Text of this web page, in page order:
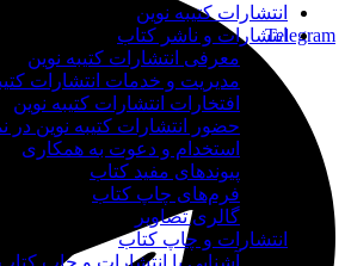
Telegram
انتشارات کتیبه نوین
انتشارات و ناشر کتاب
معرفی انتشارات کتیبه نوین
مدیریت و خدمات انتشارات
افتخارات انتشارات کتیبه نوین
حضور انتشارات کتیبه نوین در
استخدام و دعوت به همکاری
پیوندهای مفید کتاب
فرم‌های چاپ کتاب
گالری تصاویر
انتشارات و چاپ کتاب
آشنایی با انتشارات و چاپ کتاب